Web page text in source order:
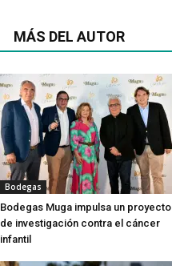
MÁS DEL AUTOR
Bodegas
Bodegas Muga impulsa un proyecto
de investigación contra el cáncer
infantil